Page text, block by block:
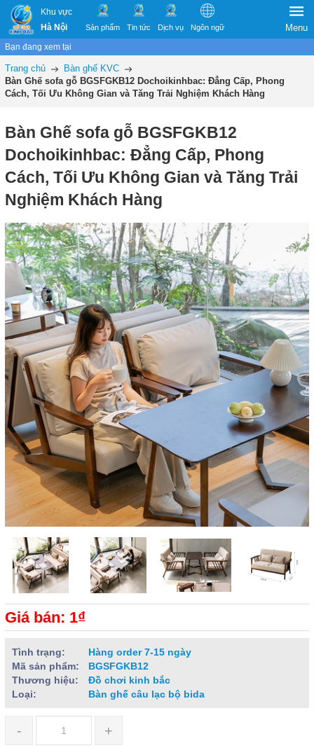
Khu vực
Hà Nội
Sản phẩm Tin tức Dịch vụ Ngôn ngữ Menu
Bạn đang xem tại
Trang chủ
Bàn ghế KVC
Bàn Ghế sofa gỗ BGSFGKB12 Dochoikinhbac: Đẳng Cấp, Phong
Cách, Tối Ưu Không Gian và Tăng Trải Nghiệm Khách Hàng
Bàn Ghế sofa gỗ BGSFGKB12
Dochoikinhbac: Đẳng Cấp, Phong
Cách, Tối Ưu Không Gian và Tăng Trải
Nghiệm Khách Hàng
Giá bán: 1₫
Tình trạng:
Hàng order 7-15 ngày
Mã sản phẩm:
BGSFGKB12
Thương hiệu:
Đồ chơi kinh bắc
Loại:
Bàn ghế câu lạc bộ bida
- +